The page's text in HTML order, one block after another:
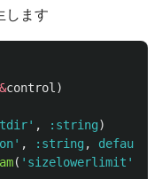
します
&control )
, :string)
, :string ,
default:
( 'sizelowerlimit'